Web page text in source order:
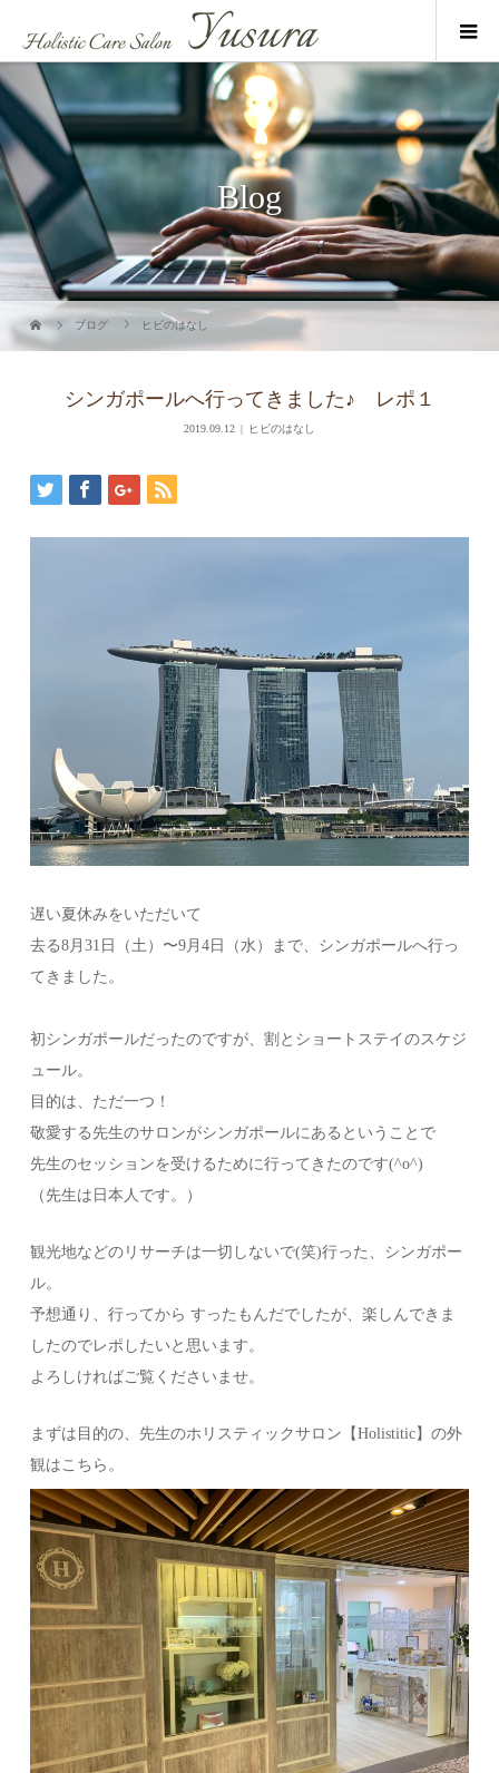
Blog
ブログ ヒビのはなし
シンガポールへ行ってきました♪ レポ１
2019.09.12 ヒビのはなし
遅い夏休みをいただいて
去る8月31日（土）〜9月4日（水）まで、シンガポールへ行っ
てきました。
初シンガポールだったのですが、割とショートステイのスケジ
ュール。
目的は、ただ一つ！
敬愛する先生のサロンがシンガポールにあるということで
先生のセッションを受けるために行ってきたのです(^o^)
（先生は日本人です。）
観光地などのリサーチは一切しないで(笑)行った、シンガポー
ル。
予想通り、行ってから すったもんだでしたが、楽しんできま
したのでレポしたいと思います。
よろしければご覧くださいませ。
まずは目的の、先生のホリスティックサロン【Holistitic】の外
観はこちら。